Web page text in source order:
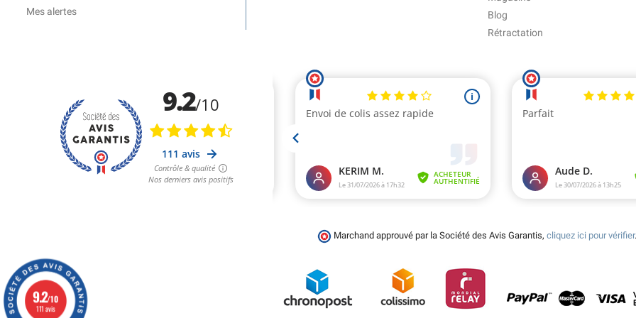
Mes alertes
Blog
Rétractation
Marchand approuvé par la Société des Avis Garantis, cliquez ici pour vérifier.
9.2/10
111 avis